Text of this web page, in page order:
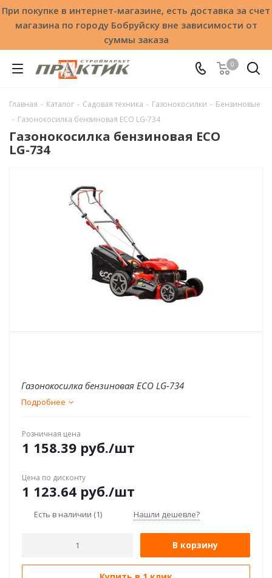
При покупке в интернет-магазине, есть доставка за счет
магазина по городу Бобруйску вне зависимости от
суммы заказа
0
Главная - Каталог - Садовая техника - Газонокосилки - Бензиновые
- Газонокосилка бензиновая ECO LG-734
Газонокосилка бензиновая ECO
LG-734
Газонокосилка бензиновая ECO LG-734
Подробнее
Розничная цена
1 158.39 руб./шт
Цена по дисконту
1 123.64 руб./шт
Есть в наличии (1) Нашли дешевле?
В корзину